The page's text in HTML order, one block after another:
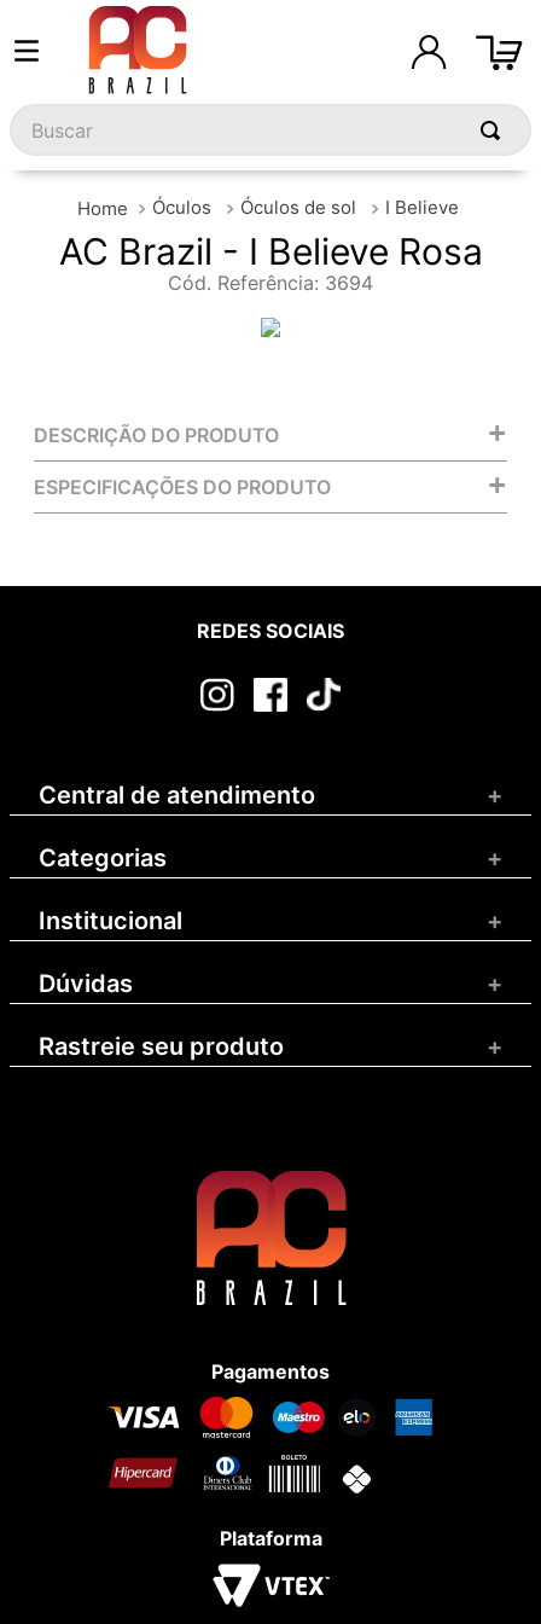
Buscar
Óculos Óculos de sol I Believe
AC Brazil - I Believe Rosa
Cód. Referência: 3694
DESCRIÇÃO DO PRODUTO +
ESPECIFICAÇÕES DO PRODUTO +
REDES SOCIAIS
Central de atendimento +
Categorias +
Institucional +
Dúvidas +
Rastreie seu produto +
Pagamentos
Plataforma